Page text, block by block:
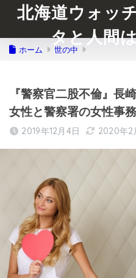
北海道ウォッ
タと人間
ホーム 世の中
『警察官二股不倫』長
女性と警察署の女性事
2019年12月4日 2020年2